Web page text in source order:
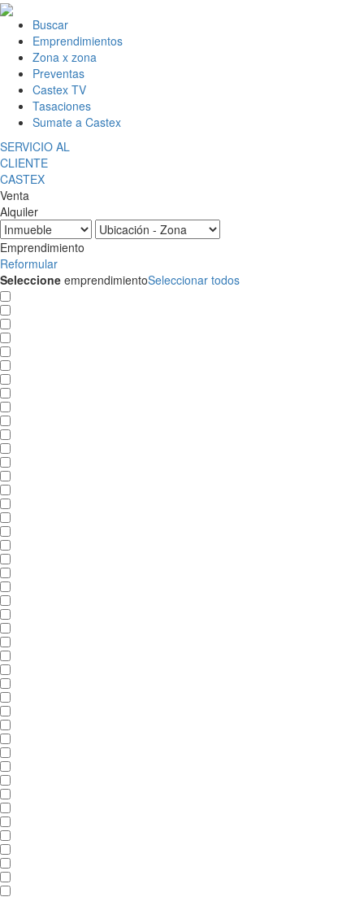
Buscar
Emprendimientos
Zona x zona
Preventas
Castex TV
Tasaciones
Sumate a Castex
SERVICIO AL
CLIENTE
CASTEX
Venta
Alquiler
Emprendimiento
Reformular
Seleccione emprendimientoSeleccionar todos